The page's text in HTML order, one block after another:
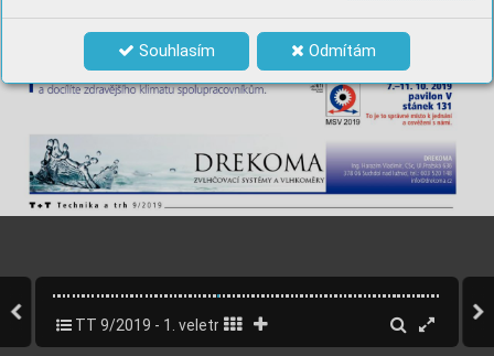
Souhlasím Odmítám
TT 9/2019 - 1. veletržní vydání MSV Brno